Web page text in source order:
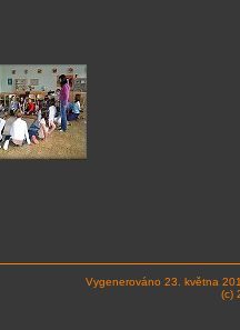
Vygenerováno 23. května
(c)